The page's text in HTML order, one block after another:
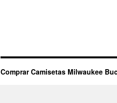
Comprar Camisetas Milwaukee